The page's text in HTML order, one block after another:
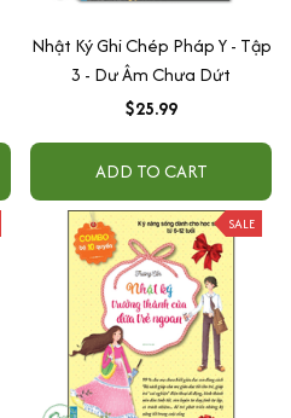
Nhật Ký Ghi Chép Pháp Y - Tập
3 - Dư Âm Chưa Dứt
$25.99
ADD TO CART
SALE